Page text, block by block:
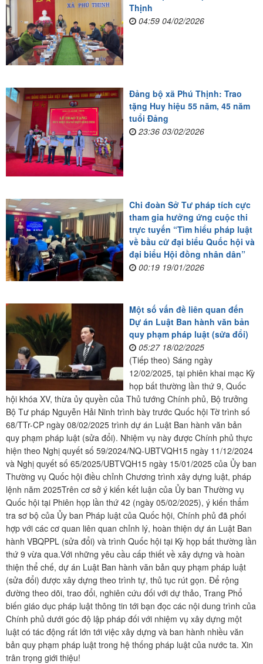
Thịnh
04:59 04/02/2026
Đảng bộ xã Phú Thịnh: Trao
tặng Huy hiệu 55 năm, 45 năm
tuổi Đảng
23:36 03/02/2026
Chi đoàn Sở Tư pháp tích cực
tham gia hưởng ứng cuộc thi
trực tuyến “Tìm hiểu pháp luật
về bầu cử đại biểu Quốc hội và
đại biểu Hội đồng nhân dân”
00:19 19/01/2026
Một số vấn đề liên quan đến
Dự án Luật Ban hành văn bản
quy phạm pháp luật (sửa đổi)
05:27 18/02/2025
(Tiếp theo) Sáng ngày
12/02/2025, tại phiên khai mạc Kỳ
họp bất thường lần thứ 9, Quốc
hội khóa XV, thừa ủy quyền của Thủ tướng Chính phủ, Bộ trưởng
Bộ Tư pháp Nguyễn Hải Ninh trình bày trước Quốc hội Tờ trình số
68/TTr-CP ngày 08/02/2025 trình dự án Luật Ban hành văn bản
quy phạm pháp luật (sửa đổi). Nhiệm vụ này được Chính phủ thực
hiện theo Nghị quyết số 59/2024/NQ-UBTVQH15 ngày 11/12/2024
và Nghị quyết số 65/2025/UBTVQH15 ngày 15/01/2025 của Ủy ban
Thường vụ Quốc hội điều chỉnh Chương trình xây dựng luật, pháp
lệnh năm 2025Trên cơ sở ý kiến kết luận của Ủy ban Thường vụ
Quốc hội tại Phiên họp lần thứ 42 (ngày 05/02/2025), ý kiến thẩm
tra sơ bộ của Ủy ban Pháp luật của Quốc hội, Chính phủ đã phối
hợp với các cơ quan liên quan chỉnh lý, hoàn thiện dự án Luật Ban
hành VBQPPL (sửa đổi) và trình Quốc hội tại Kỳ họp bất thường lần
thứ 9 vừa qua.Với những yêu cầu cấp thiết về xây dựng và hoàn
thiện thể chế, dự án Luật Ban hành văn bản quy phạm pháp luật
(sửa đổi) được xây dựng theo trình tự, thủ tục rút gọn. Để rộng
đường theo dõi, trao đổi, nghiên cứu đối với dự thảo, Trang Phổ
biến giáo dục pháp luật thông tin tới bạn đọc các nội dung trình của
Chính phủ dưới góc độ lập pháp đối với nhiệm vụ xây dựng một
luật có tác động rất lớn tới việc xây dựng và ban hành nhiều văn
bản quy phạm pháp luật trong hệ thống pháp luật của nước ta. Xin
trân trọng giới thiệu!